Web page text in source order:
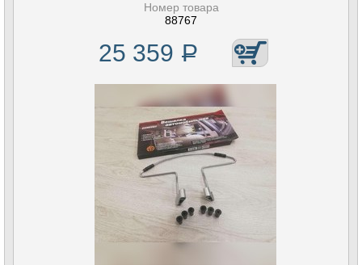
Номер товара
88767
25 359 Р